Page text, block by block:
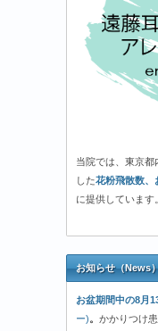
当院では、東京都
した花粉飛散数、
に提供しています。
お知らせ（News
お盆期間中の8月
ー)。 かかりつけ